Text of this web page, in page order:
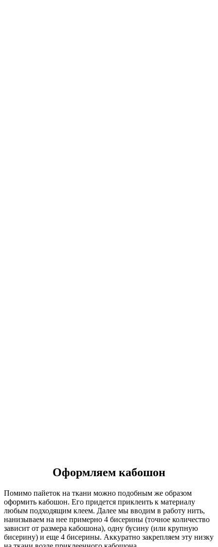
Оформляем кабошон
Помимо пайеток на ткани можно подобным же образом
оформить кабошон. Его придется приклеить к материалу
любым подходящим клеем. Далее мы вводим в работу нить,
нанизываем на нее примерно 4 бисерины (точное количество
зависит от размера кабошона), одну бусину (или крупную
бисерину) и еще 4 бисерины. Аккуратно закрепляем эту низку